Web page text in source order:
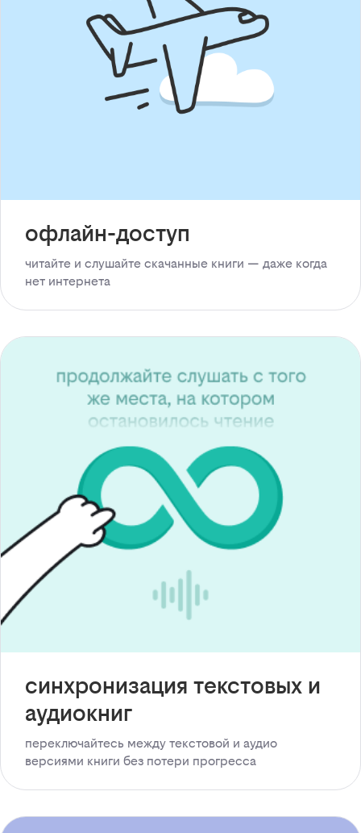
офлайн-доступ
читайте и слушайте скачанные книги — даже когда
нет интернета
синхронизация текстовых и
аудиокниг
переключайтесь между текстовой и аудио
версиями книги без потери прогресса